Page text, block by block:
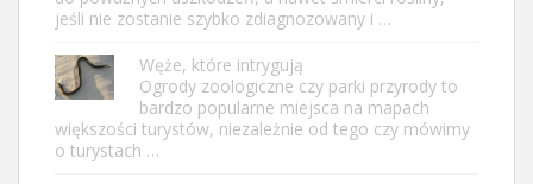
jeśli nie zostanie szybko zdiagnozowany i …
Węże, które intrygują
Ogrody zoologiczne czy parki przyrody to
bardzo popularne miejsca na mapach
większości turystów, niezależnie od tego czy mówimy
o turystach …